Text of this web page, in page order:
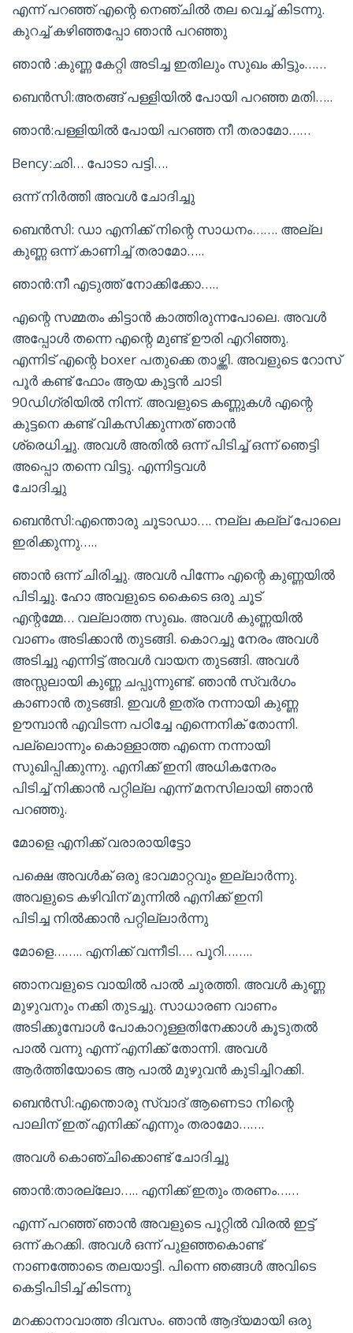
എന്ന് പറഞ്ഞ് എന്റെ നെഞ്ചിൽ തല വെച്ച് കിടന്നു.
കുറച്ച് കഴിഞ്ഞപ്പോ ഞാൻ പറഞ്ഞു
ഞാൻ :കുണ്ണ കേറ്റി അടിച്ച ഇതിലും സുഖം കിട്ടും……
ബെൻസി:അതങ്ങ് പള്ളിയിൽ പോയി പറഞ്ഞ മതി…..
ഞാൻ:പള്ളിയിൽ പോയി പറഞ്ഞ നീ തരാമോ……
Bency:ഛി… പോടാ പട്ടി….
ഒന്ന് നിർത്തി അവൾ ചോദിച്ചു
ബെൻസി: ഡാ എനിക്ക് നിന്റെ സാധനം……. അല്ല
കുണ്ണ ഒന്ന് കാണിച്ച് തരാമോ…..
ഞാൻ:നീ എടുത്ത് നോക്കിക്കോ…..
എന്റെ സമ്മതം കിട്ടാൻ കാത്തിരുന്നപോലെ. അവൾ
അപ്പോൾ തന്നെ എന്റെ മുണ്ട് ഊരി എറിഞ്ഞു.
എന്നിട് എന്റെ boxer പതുക്കെ താഴ്ത്തി. അവളുടെ റോസ്
പൂർ കണ്ട് ഫോം ആയ കുട്ടൻ ചാടി
90ഡിഗ്രിയിൽ നിന്ന്. അവളുടെ കണ്ണുകൾ എന്റെ
കുട്ടനെ കണ്ട് വികസിക്കുന്നത് ഞാൻ
ശ്രെധിച്ചു. അവൾ അതിൽ ഒന്ന് പിടിച്ച്‌ ഒന്ന് ഞെട്ടി
അപ്പൊ തന്നെ വിട്ടു. എന്നിട്ടവൾ
ചോദിച്ചു
ബെൻസി:എന്തൊരു ചൂടാഡാ…. നല്ല കല്ല് പോലെ
ഇരിക്കുന്നു…..
ഞാൻ ഒന്ന് ചിരിച്ചു. അവൾ പിന്നേം എന്റെ കുണ്ണയിൽ
പിടിച്ചു. ഹോ അവളുടെ കൈടെ ഒരു ചൂട്
എന്റമ്മേ… വല്ലാത്ത സുഖം. അവൾ കുണ്ണയിൽ
വാണം അടിക്കാൻ തുടങ്ങി. കൊറച്ചു നേരം അവൾ
അടിച്ചു എന്നിട്ട് അവൾ വായന തുടങ്ങി. അവൾ
അസ്സലായി കുണ്ണ ചപ്പുന്നുണ്ട്. ഞാൻ സ്വർഗം
കാണാൻ തുടങ്ങി. ഇവൾ ഇത്ര നന്നായി കുണ്ണ
ഊമ്പാൻ എവിടന്ന പഠിച്ചേ എന്നെനിക് തോന്നി.
പല്ലൊന്നും കൊള്ളാത്ത എന്നെ നന്നായി
സുഖിപ്പിക്കുന്നു. എനിക്ക് ഇനി അധികനേരം
പിടിച്ച് നിക്കാൻ പറ്റില്ല എന്ന് മനസിലായി ഞാൻ
പറഞ്ഞു.
മോളെ എനിക്ക് വരാരായിട്ടോ
പക്ഷെ അവൾക് ഒരു ഭാവമാറ്റവും ഇല്ലാർന്നു.
അവളുടെ കഴിവിന് മുന്നിൽ എനിക്ക് ഇനി
പിടിച്ച നിൽക്കാൻ പറ്റില്ലാർന്നു
മോളെ…….. എനിക്ക് വന്നീടി…. പൂറി……..
ഞാനവളുടെ വായിൽ പാൽ ചുരത്തി. അവൾ കുണ്ണ
മുഴുവനും നക്കി തുടച്ചു. സാധാരണ വാണം
അടിക്കുമ്പോൾ പോകാറുള്ളതിനേക്കാൾ കൂടുതൽ
പാൽ വന്നു എന്ന് എനിക്ക് തോന്നി. അവൾ
ആർത്തിയോടെ ആ പാൽ മുഴുവൻ കുടിച്ചിറക്കി.
ബെൻസി:എന്തൊരു സ്വാദ് ആണെടാ നിന്റെ
പാലിന് ഇത് എനിക്ക് എന്നും തരാമോ…….
അവൾ കൊഞ്ചിക്കൊണ്ട് ചോദിച്ചു
ഞാൻ:താരല്ലോ….. എനിക്ക് ഇതും തരണം……
എന്ന് പറഞ്ഞ് ഞാൻ അവളുടെ പൂറ്റിൽ വിരൽ ഇട്ട്
ഒന്ന് കറക്കി. അവൾ ഒന്ന് പുളഞ്ഞകൊണ്ട്
നാണത്തോടെ തലയാട്ടി. പിന്നെ ഞങ്ങൾ അവിടെ
കെട്ടിപിടിച്ച് കിടന്നു
മറക്കാനാവാത്ത ദിവസം. ഞാൻ ആദ്യമായി ഒരു